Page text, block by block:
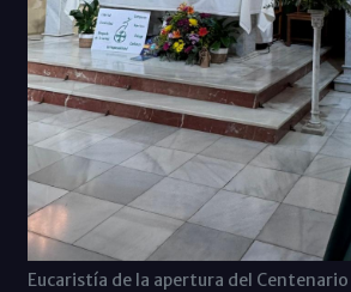
Eucaristía de la apertura del